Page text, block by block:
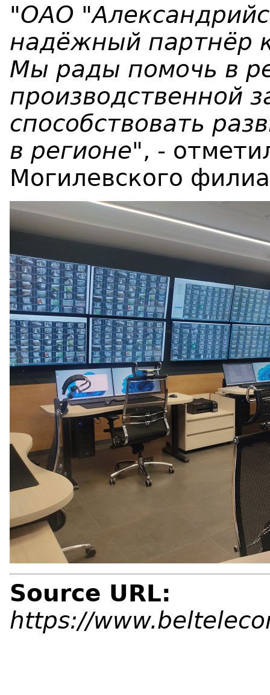
"ОАО
надёжный партнёр
Мы рады помочь в
производственной
способствовать
в регионе", -
Могилевского
Source URL:
https://